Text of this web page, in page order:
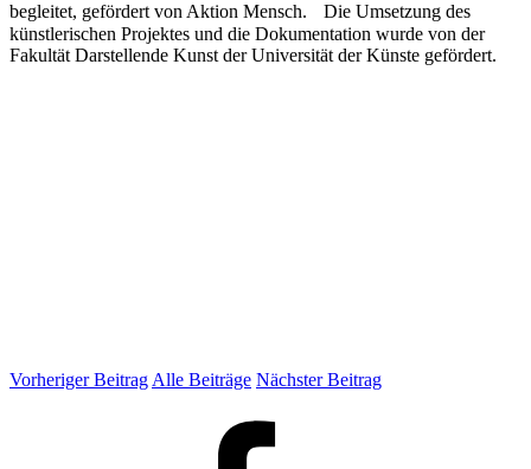
begleitet, gefördert von Aktion Mensch. Die Umsetzung des
künstlerischen Projektes und die Dokumentation wurde von der
Fakultät Darstellende Kunst der Universität der Künste gefördert.
Vorheriger Beitrag Alle Beiträge Nächster Beitrag